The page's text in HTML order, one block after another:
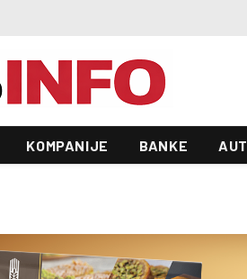
KOMPANIJE BANKE